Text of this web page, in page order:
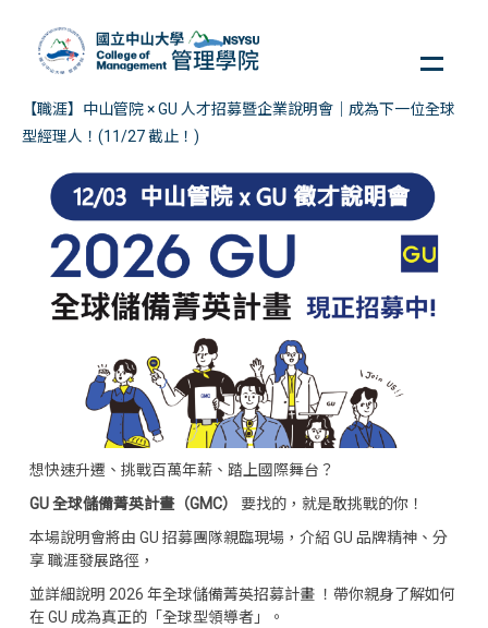
容
【職涯】中山管院 × GU 人才招募暨企業說明會｜成為下一位全球
型經理人！(11/27 截止！)
想快速升遷、挑戰百萬年薪、踏上國際舞台？
GU 全球儲備菁英計畫（GMC）
要找的，就是敢挑戰的你！
本場說明會將由 GU 招募團隊親臨現場，介紹 GU 品牌精神、分
享 職涯發展路徑，
並詳細說明 2026 年全球儲備菁英招募計畫 ！帶你親身了解如何
在 GU 成為真正的「全球型領導者」。